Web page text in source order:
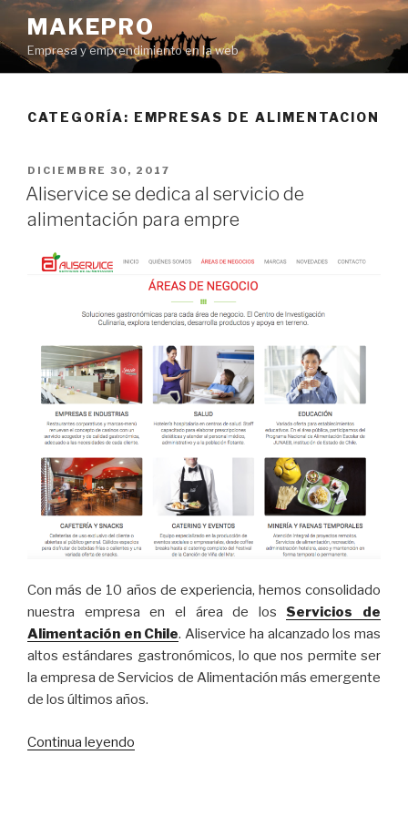
contenido
MAKEPRO
Empresa y emprendimiento en la web
CATEGORÍA: EMPRESAS DE ALIMENTACION
POSTED
ON
DICIEMBRE 30, 2017
Aliservice se dedica al servicio de
alimentación para empre
Con más de 10 años de experiencia, hemos consolidado
nuestra empresa en el área de los Servicios de
Alimentación en Chile.Aliservice ha alcanzado los mas
altos estándares gastronómicos, lo que nos permite ser
la empresa deServicios de Alimentación más emergente
de los últimos años.
Continua leyendo